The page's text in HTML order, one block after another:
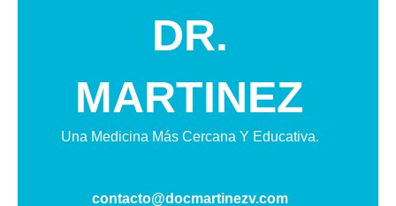
DR.
MARTINEZ
Una Medicina Más Cercana Y Educativa.
contacto@docmartinezv.com